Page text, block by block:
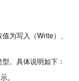
为写入（Write）、
。具体说明如下：
。